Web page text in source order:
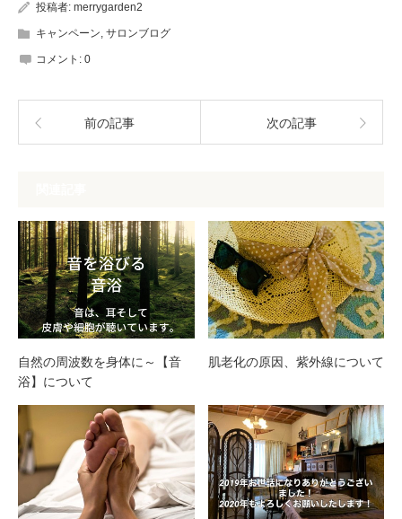
投稿者: merrygarden2
キャンペーン, サロンブログ
コメント: 0
前の記事 次の記事
自然の周波数を身体に～【音
浴】について
肌老化の原因、紫外線について